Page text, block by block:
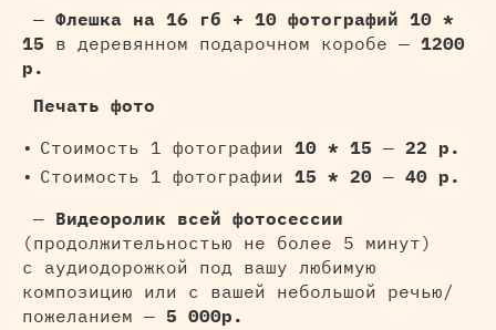
— Флешка на 16 гб + 10 фотографий 10 *
15 в деревянном подарочном коробе — 1200
р.
Печать фото
Стоимость 1 фотографии 10 * 15 — 22 р.
Стоимость 1 фотографии 15 * 20 — 40 р.
— Видеоролик всей фотосессии
(продолжительностью не более 5 минут)
с аудиодорожкой под вашу любимую
композицию или с вашей небольшой речью/
пожеланием — 5 000р.